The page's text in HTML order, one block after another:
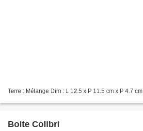
Terre : Mélange Dim : L 12.5 x P 11.5 cm x P 4.7 cm
Boite Colibri